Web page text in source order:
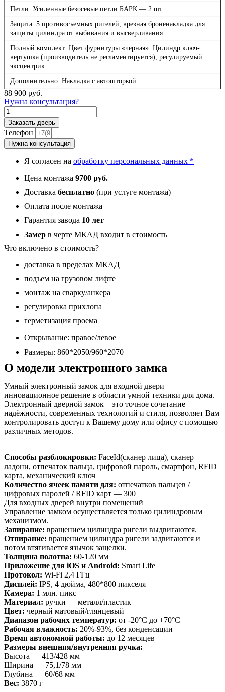
Петли: Усиленные безосевые петли БАРК — 2 шт.
Защита: 5 противосъемных ригелей, врезная броненакладка для
защиты цилиндра от выбивания и высверливания.
Полный комплект: Цвет фурнитуры «черная». Цилиндр ключ-
вертушка (производитель не регламентируется), регулируемый
эксцентрик.
Дополнительно: Накладка с автошторкой.
88 900 руб.
Нужна консультация?
Количество
товара
Смарт
Люкс,
панель
Серый
рельеф
софт
зеркало
Заказать дверь
Телефон
Нужна консультация
Я согласен на обработку персональных данных *
Цена монтажа 9700 руб.
Доставка бесплатно (при услуге монтажа)
Оплата после монтажа
Гарантия завода 10 лет
Замер в черте МКАД входит в стоимость
Что включено в стоимость?
доставка в пределах МКАД
подъем на грузовом лифте
монтаж на сварку/анкера
регулировка прихлопа
герметизация проема
Открывание: правое/левое
Размеры: 860*2050/960*2070
О модели электронного замка
Умный электронный замок для входной двери –
инновационное решение в области умной техники для дома.
Электронный дверной замок – это точное сочетание
надёжности, современных технологий и стиля, позволяет Вам
контролировать доступ к Вашему дому или офису с помощью
различных методов.
Способы разблокировки: FaceId(сканер лица), сканер
ладони, отпечаток пальца, цифровой пароль, смартфон, RFID
карта, механический ключ
Количество ячеек памяти для: отпечатков пальцев /
цифровых паролей / RFID карт — 300
Для входных дверей внутри помещений
Управление замком осуществляется только цилиндровым
механизмом.
Запирание: вращением цилиндра ригели выдвигаются.
Отпирание: вращением цилиндра ригели задвигаются и
потом втягивается язычок защелки.
Толщина полотна: 60-120 мм
Приложение для iOS и Android: Smart Life
Протокол: Wi-Fi 2,4 ГГц
Дисплей: IPS, 4 дюйма, 480*800 пикселя
Камера: 1 млн. пикс
Материал: ручки — металл/пластик
Цвет: черный матовый/глянцевый
Диапазон рабочих температур: от -20°C до +70°C
Рабочая влажность: 20%-93%, без конденсации
Время автономной работы: до 12 месяцев
Размеры внешняя/внутренняя ручка:
Высота — 413/428 мм
Ширина — 75,1/78 мм
Глубина — 60/68 мм
Вес: 3870 г